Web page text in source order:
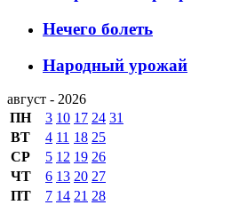
Нечего болеть
Народный урожай
август - 2026
ПН
3 10 17 24 31
ВТ
4 11 18 25
СР
5 12 19 26
ЧТ
6 13 20 27
ПТ
7 14 21 28